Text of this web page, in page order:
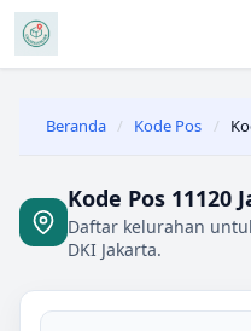
Beranda / Kode Pos /
Kode Pos 11120
Daftar kelurahan
DKI Jakarta.